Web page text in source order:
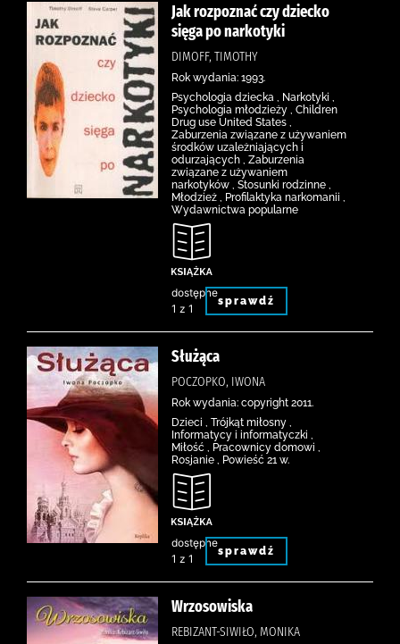
Jak rozpoznać czy dziecko
sięga po narkotyki
DIMOFF, TIMOTHY
Rok wydania: 1993.
Psychologia dziecka , Narkotyki ,
Psychologia młodzieży , Children
Drug use United States ,
Zaburzenia związane z używaniem
środków uzależniających i
odurzających , Zaburzenia
związane z używaniem
narkotyków , Stosunki rodzinne ,
Młodzież , Profilaktyka narkomanii ,
Wydawnictwa popularne
dostępne
1 z 1
sprawdź
Służąca
POCZOPKO, IWONA
Rok wydania: copyright 2011.
Dzieci , Trójkąt miłosny ,
Informatycy i informatyczki ,
Miłość , Pracownicy domowi ,
Rosjanie , Powieść 21 w.
dostępne
1 z 1
sprawdź
Wrzosowiska
REBIZANT-SIWIŁO, MONIKA